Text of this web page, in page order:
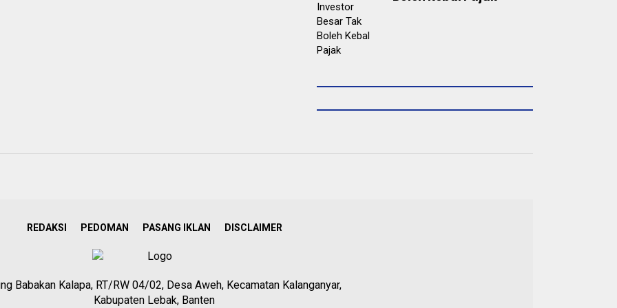
REDAKSI PEDOMAN PASANG IKLAN DISCLAIMER
Babakan Kalapa, RT/RW 04/02, Desa Aweh, Kecamatan Kalanganyar,
Kabupaten Lebak, Banten